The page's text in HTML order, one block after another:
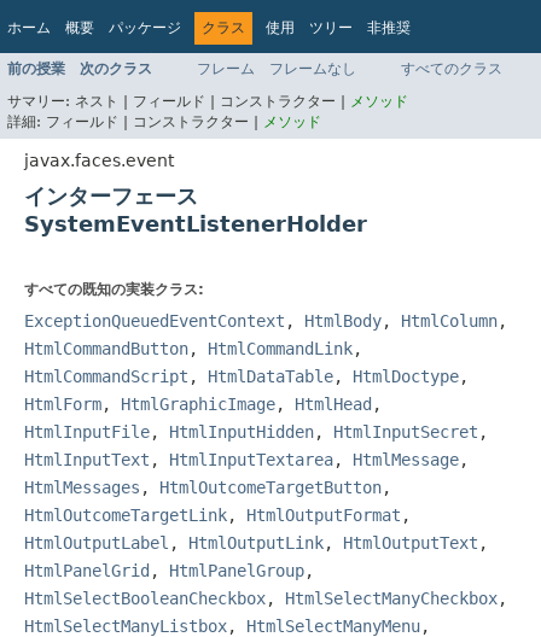
ホーム 概要 パッケージ クラス 使用 ツリー
非推奨
インデックス
ヘルプ
Jakarta EE 8 仕様 API
前の授業 次のクラス フレーム フレームなし
すべてのクラス
サマリー: ネスト | フィールド | コンストラクター | メソッド
詳細: フィールド | コンストラクター | メソッド
javax.faces.event
インターフェース
SystemEventListenerHolder
すべての既知の実装クラス:
ExceptionQueuedEventContext , HtmlBody, HtmlColumn,
HtmlCommandButton, HtmlCommandLink,
HtmlCommandScript , HtmlDataTable, HtmlDoctype,
HtmlForm, HtmlGraphicImage, HtmlHead ,
HtmlInputFile, HtmlInputHidden, HtmlInputSecret ,
HtmlInputText , HtmlInputTextarea, HtmlMessage,
HtmlMessages , HtmlOutcomeTargetButton,
HtmlOutcomeTargetLink, HtmlOutputFormat ,
HtmlOutputLabel , HtmlOutputLink, HtmlOutputText ,
HtmlPanelGrid , HtmlPanelGroup,
HtmlSelectBooleanCheckbox, HtmlSelectManyCheckbox,
HtmlSelectManyListbox, HtmlSelectManyMenu,